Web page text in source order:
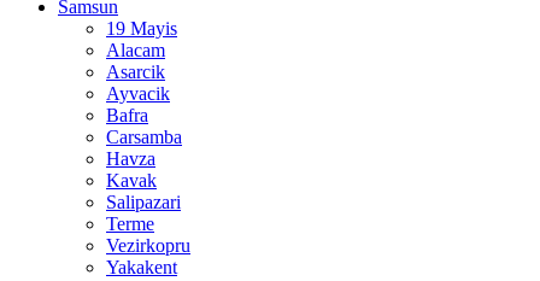
Samsun
19 Mayis
Alacam
Asarcik
Ayvacik
Bafra
Carsamba
Havza
Kavak
Salipazari
Terme
Vezirkopru
Yakakent